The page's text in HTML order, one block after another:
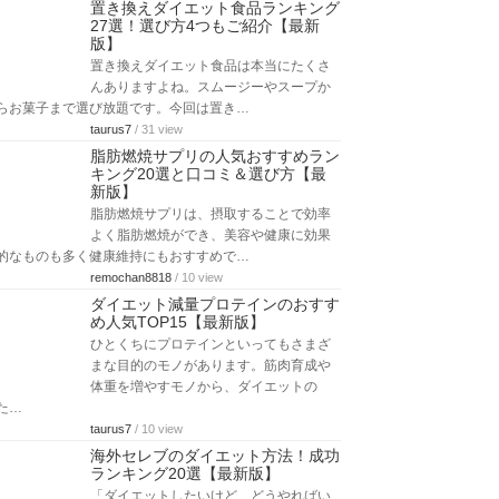
置き換えダイエット食品ランキング
27選！選び方4つもご紹介【最新
版】
置き換えダイエット食品は本当にたくさ
んありますよね。スムージーやスープか
お菓子まで選び放題です。今回は置き…
taurus7 / 31 view
脂肪燃焼サプリの人気おすすめラン
キング20選と口コミ＆選び方【最
新版】
脂肪燃焼サプリは、摂取することで効率
よく脂肪燃焼ができ、美容や健康に効果
なものも多く健康維持にもおすすめで…
remochan8818 / 10 view
ダイエット減量プロテインのおすす
め人気TOP15【最新版】
ひとくちにプロテインといってもさまざ
まな目的のモノがあります。筋肉育成や
体重を増やすモノから、ダイエットの
…
taurus7 / 10 view
海外セレブのダイエット方法！成功
ランキング20選【最新版】
「ダイエットしたいけど、どうやればい